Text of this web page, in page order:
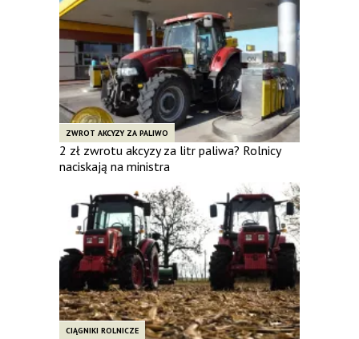
ZWROT AKCYZY ZA PALIWO
2 zł zwrotu akcyzy za litr paliwa? Rolnicy
naciskają na ministra
CIĄGNIKI ROLNICZE